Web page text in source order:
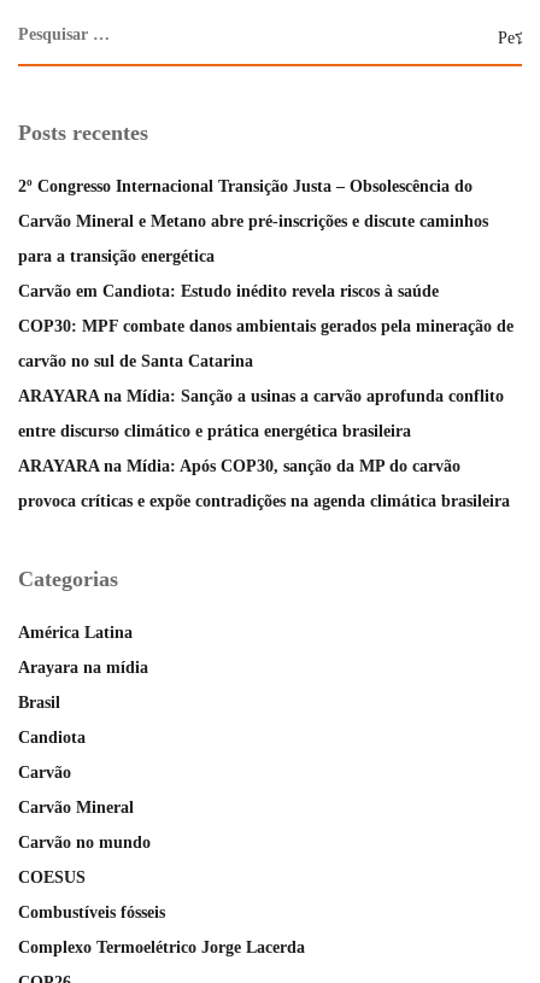
Posts recentes
2º Congresso Internacional Transição Justa – Obsolescência do
Carvão Mineral e Metano abre pré-inscrições e discute caminhos
para a transição energética
Carvão em Candiota: Estudo inédito revela riscos à saúde
COP30: MPF combate danos ambientais gerados pela mineração de
carvão no sul de Santa Catarina
ARAYARA na Mídia: Sanção a usinas a carvão aprofunda conflito
entre discurso climático e prática energética brasileira
ARAYARA na Mídia: Após COP30, sanção da MP do carvão
provoca críticas e expõe contradições na agenda climática brasileira
Categorias
América Latina
Arayara na mídia
Brasil
Candiota
Carvão
Carvão Mineral
Carvão no mundo
COESUS
Combustíveis fósseis
Complexo Termoelétrico Jorge Lacerda